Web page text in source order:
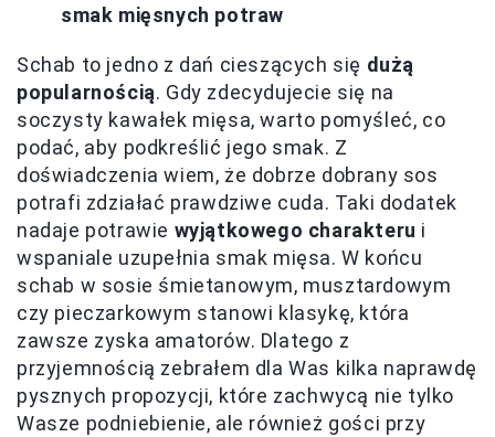
smak mięsnych potraw
Schab to jedno z dań cieszących się dużą
popularnością. Gdy zdecydujecie się na
soczysty kawałek mięsa, warto pomyśleć, co
podać, aby podkreślić jego smak. Z
doświadczenia wiem, że dobrze dobrany sos
potrafi zdziałać prawdziwe cuda. Taki dodatek
nadaje potrawie wyjątkowego charakteru i
wspaniale uzupełnia smak mięsa. W końcu
schab w sosie śmietanowym, musztardowym
czy pieczarkowym stanowi klasykę, która
zawsze zyska amatorów. Dlatego z
przyjemnością zebrałem dla Was kilka naprawdę
pysznych propozycji, które zachwycą nie tylko
Wasze podniebienie, ale również gości przy